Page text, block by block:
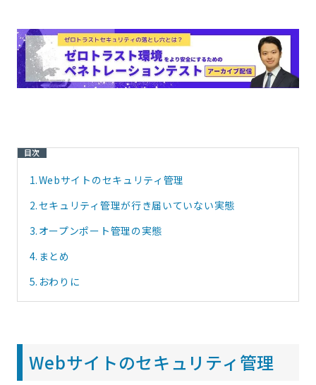
目次
1.Webサイトのセキュリティ管理
2.セキュリティ管理が行き届いていない実態
3. オープンポート管理の実態
4. まとめ
5. おわりに
Webサイトのセキュリティ管理